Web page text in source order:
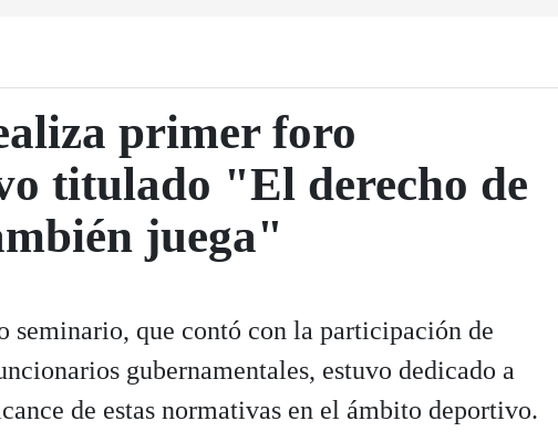
primer foro
titulado "El derecho de
juega"
seminario, que contó con la participación de
gubernamentales, estuvo dedicado a
de estas normativas en el ámbito deportivo.